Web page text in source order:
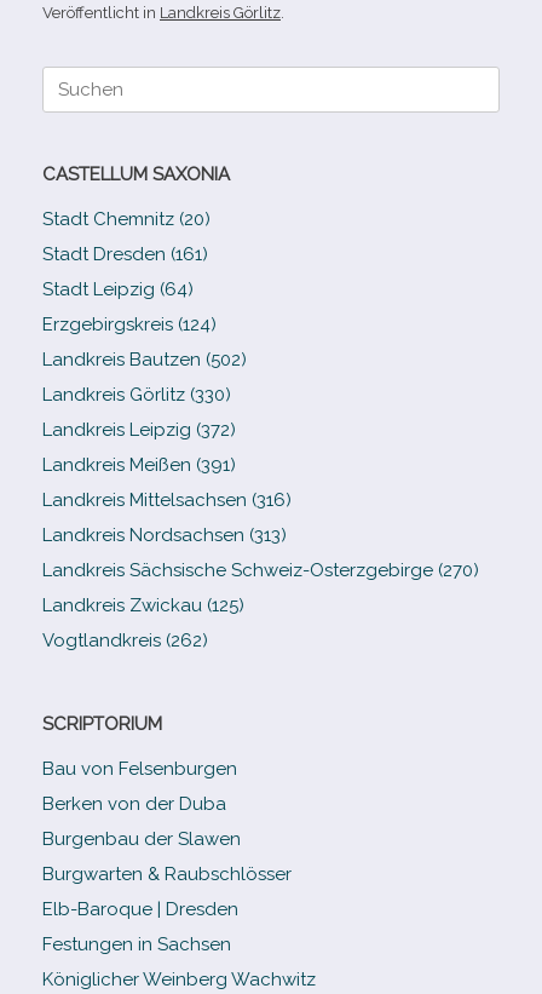
Veröffentlicht in Landkreis Görlitz
Suche
CASTELLUM SAXONIA
Stadt Chemnitz (20)
Stadt Dresden (161)
Stadt Leipzig (64)
Erzgebirgskreis (124)
Landkreis Bautzen (502)
Landkreis Görlitz (330)
Landkreis Leipzig (372)
Landkreis Meißen (391)
Landkreis Mittelsachsen (316)
Landkreis Nordsachsen (313)
Landkreis Sächsische Schweiz-​Osterzgebirge (270)
Landkreis Zwickau (125)
Vogtlandkreis (262)
SCRIPTORIUM
Bau von Felsenburgen
Berken von der Duba
Burgenbau der Slawen
Burgwarten & Raubschlösser
Elb-​Baroque | Dresden
Festungen in Sachsen
Königlicher Weinberg Wachwitz